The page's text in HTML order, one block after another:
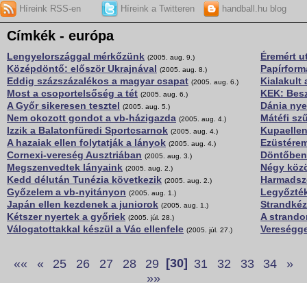
Híreink RSS-en Híreink a Twitteren handball.hu blog
Címkék - európa
Lengyelországgal mérkőzünk (2005. aug. 9.)
Középdöntő: először Ukrajnával (2005. aug. 8.)
Eddig százszázalékos a magyar csapat (2005. aug. 6.)
Most a csoportelsőség a tét (2005. aug. 6.)
A Győr sikeresen tesztel (2005. aug. 5.)
Nem okozott gondot a vb-házigazda (2005. aug. 4.)
Izzik a Balatonfüredi Sportcsarnok (2005. aug. 4.)
A hazaiak ellen folytatják a lányok (2005. aug. 4.)
Cornexi-vereség Ausztriában (2005. aug. 3.)
Megszenvedtek lányaink (2005. aug. 2.)
Kedd délután Tunézia következik (2005. aug. 2.)
Győzelem a vb-nyitányon (2005. aug. 1.)
Japán ellen kezdenek a juniorok (2005. aug. 1.)
Kétszer nyertek a győriek (2005. júl. 28.)
Válogatottakkal készül a Vác ellenfele (2005. júl. 27.)
Éremért
Kialakult
KEK:
Dánia
Mátéfi
Négy
A
«« « 25 26 27 28 29 [30] 31 32 33 34
»
»»